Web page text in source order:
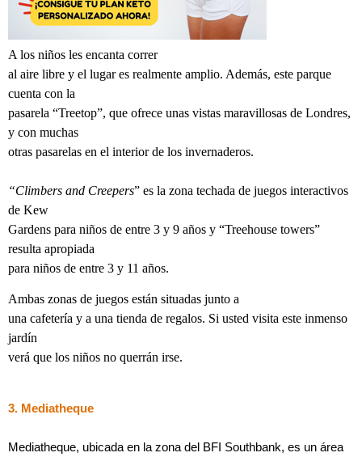
A los niños les encanta correr
al aire libre y el lugar es realmente amplio. Además, este parque
cuenta con la
pasarela “Treetop”, que ofrece unas vistas maravillosas de Londres,
y con muchas
otras pasarelas en el interior de los invernaderos.
“Climbers and Creepers” es la zona techada de juegos interactivos
de Kew
Gardens para niños de entre 3 y 9 años y “Treehouse towers”
resulta apropiada
para niños de entre 3 y 11 años.
Ambas zonas de juegos están situadas junto a
una cafetería y a una tienda de regalos. Si usted visita este inmenso
jardín
verá que los niños no querrán irse.
3. Mediatheque
Mediatheque, ubicada en la zona del BFI Southbank, es un área